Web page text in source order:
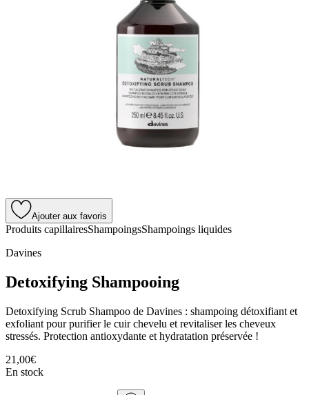
Ajouter aux favoris
Produits capillairesShampoingsShampoings liquides
Davines
Detoxifying Shampooing
Detoxifying Scrub Shampoo de Davines : shampoing détoxifiant et
exfoliant pour purifier le cuir chevelu et revitaliser les cheveux
stressés. Protection antioxydante et hydratation préservée !
21,00€
En stock